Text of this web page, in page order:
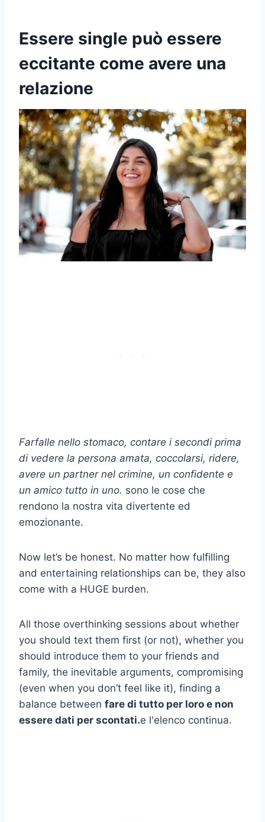
Essere single può essere
eccitante come avere una
relazione
Farfalle nello stomaco, contare i secondi prima
di vedere la persona amata, coccolarsi, ridere,
avere un partner nel crimine, un confidente e
un amico tutto in uno. sono le cose che
rendono la nostra vita divertente ed
emozionante.
Now let’s be honest. No matter how fulfilling
and entertaining relationships can be, they also
come with a HUGE burden.
All those overthinking sessions about whether
you should text them first (or not), whether you
should introduce them to your friends and
family, the inevitable arguments, compromising
(even when you don’t feel like it), finding a
balance between fare di tutto per loro e non
essere dati per scontati.e l'elenco continua.